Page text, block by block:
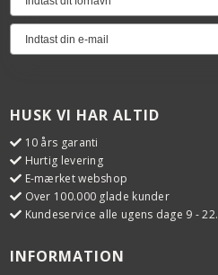
HUSK VI HAR ALTID
10 års garanti
Hurtig levering
E-mærket webshop
Over 100.000 glade kunder
Kundeservice alle ugens dage 9 - 22.
INFORMATION